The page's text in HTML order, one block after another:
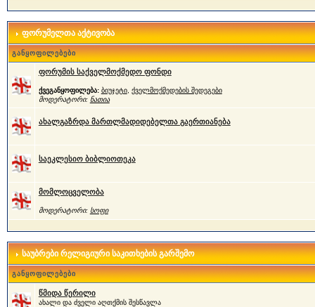
ფორუმელთა აქტივობა
განყოფილებები
ფორუმის საქველმოქმედო ფონდი
ქვეგანყოფილება: ბიუჯეტი, ქველმოქმედების შედეგები
მოდერატორი: ნათია
ახალგაზრდა მართლმადიდებელთა გაერთიანება
საეკლესიო ბიბლიოთეკა
მომლოცველობა
მოდერატორი: სოფი
საუბრები რელიგიური საკითხების გარშემო
განყოფილებები
წმიდა წერილი
ახალი და ძველი აღთქმის შესწავლა